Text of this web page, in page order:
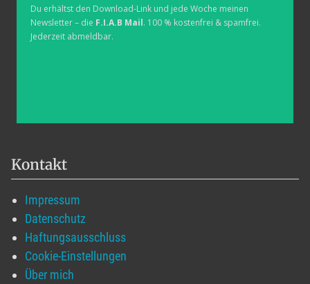
Du erhältst den Download-Link und jede Woche meinen
Newsletter – die F.I.A.B Mail. 100 % kostenfrei & spamfrei.
Jederzeit abmeldbar.
Kontakt
Impressum
Datenschutz
Haftungsausschluss
Cookie-Einstellungen
Über mich